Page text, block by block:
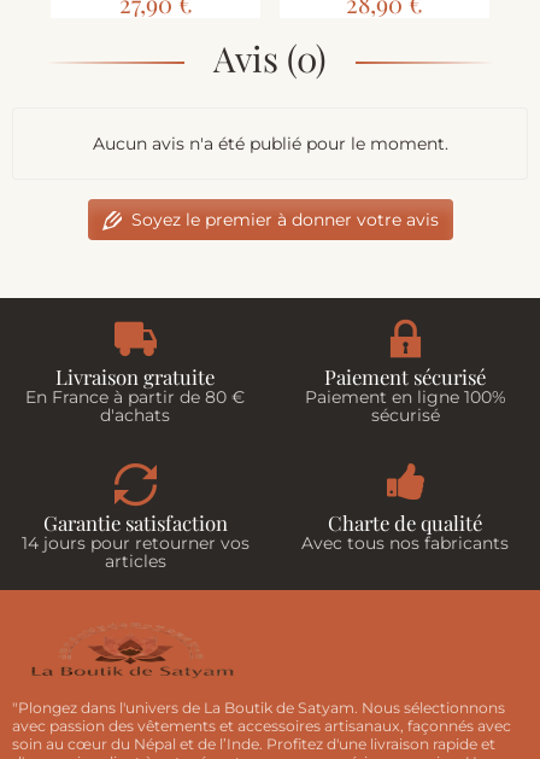
Ethnique -
Avis (0)
Aucun avis n'a été publié pour le moment.
Soyez le premier à donner votre avis
Livraison gratuite
En France à partir de 80 €
d'achats
Paiement sécurisé
Paiement en ligne 100%
sécurisé
Garantie satisfaction
14 jours pour retourner vos
articles
Charte de qualité
Avec tous nos fabricants
"Plongez dans l'univers de La Boutik de Satyam. Nous sélectionnons
avec passion des vêtements et accessoires artisanaux, façonnés avec
soin au cœur du Népal et de l’Inde. Profitez d'une livraison rapide et